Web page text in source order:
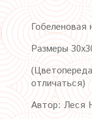
Гобеленовая
Размеры
отличаться)
Автор: Леся